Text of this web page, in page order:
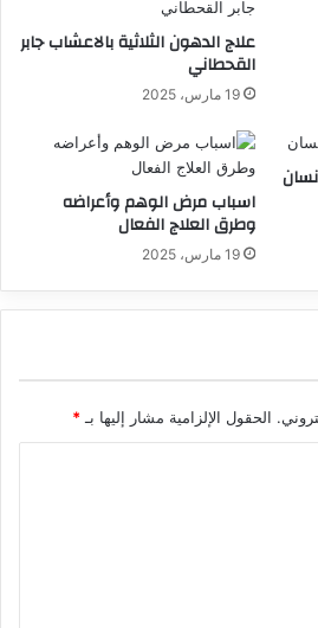
علاج الدهون الثلاثية بالاعشاب جابر
القحطاني
19 مارس، 2025
اسباب مرض الوهم وأعراضه
وطرق العلاج الفعال
19 مارس، 2025
الحقول الإلزامية مشار إليها بـ *